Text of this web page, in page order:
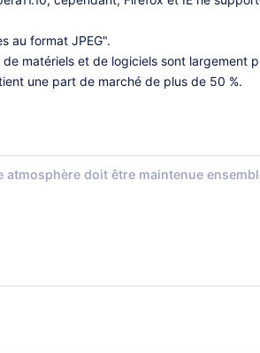
au format JPEG".
matériels et de logiciels sont largement
une part de marché de plus de 50 %.